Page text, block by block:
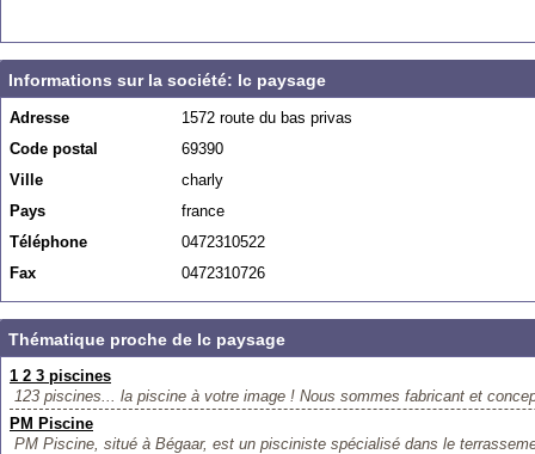
Informations sur la société: lc paysage
Adresse
1572 route du bas privas
Code postal
69390
Ville
charly
Pays
france
Téléphone
0472310522
Fax
0472310726
Thématique proche de lc paysage
1 2 3 piscines
123 piscines... la piscine à votre image ! Nous sommes fabricant et
PM Piscine
PM Piscine, situé à Bégaar, est un pisciniste spécialisé dans le